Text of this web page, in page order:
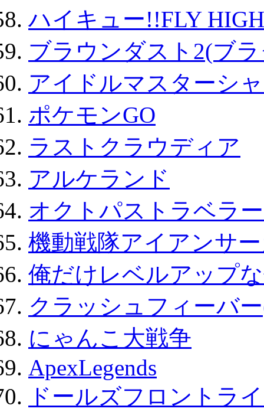
ハイキュー!!FLY HIGH
ブラウンダスト2(ブ
アイドルマスターシ
ポケモンGO
ラストクラウディア
アルケランド
オクトパストラベラ
機動戦隊アイアンサ
俺だけレベルアップ
クラッシュフィーバ
にゃんこ大戦争
ApexLegends
ドールズフロントラ